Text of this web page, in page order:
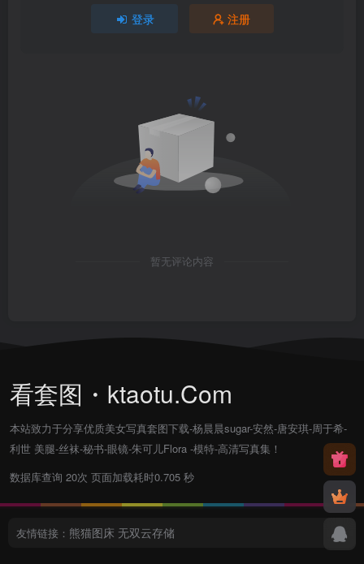
登录 注册
暂无评论内容
看套图・ktaotu.Com
本站致力于分享优质美女写真套图下载-杨晨晨sugar-安然-唐安琪-周于希-
利世 美腿-丝袜-秘书-眼镜-朱可儿Flora -模特-高清写真集！
数据库查询 20次 页面加载耗时0.705 秒
友情链接： 熊猫图床 无双云存储